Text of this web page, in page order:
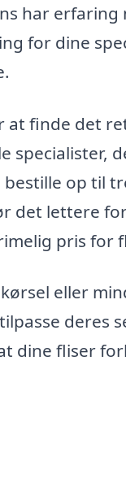
har
for dine
at finde det
specialister,
op til
det lettere
pris for
eller
deres
dine fliser